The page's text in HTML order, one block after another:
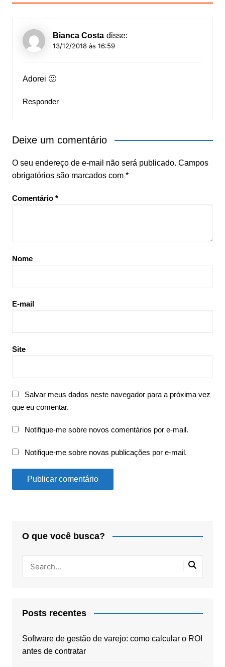
Bianca Costa disse:
13/12/2018 às 16:59
Adorei 🙂
Responder
Deixe um comentário
O seu endereço de e-mail não será publicado. Campos
obrigatórios são marcados com *
Comentário *
Nome
E-mail
Site
Salvar meus dados neste navegador para a próxima vez
que eu comentar.
Notifique-me sobre novos comentários por e-mail.
Notifique-me sobre novas publicações por e-mail.
O que você busca?
Posts recentes
Software de gestão de varejo: como calcular o ROI
antes de contratar